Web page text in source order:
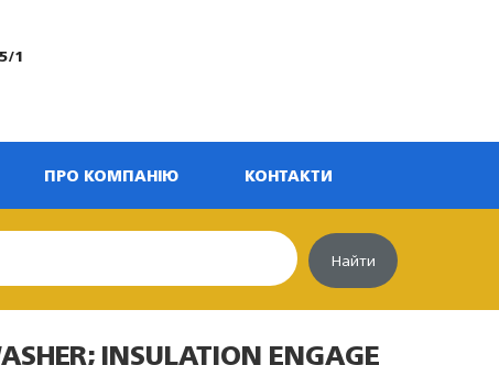
1
ПРО КОМПАНІЮ КОНТАКТИ
Найти
INSULATION ENGAGE